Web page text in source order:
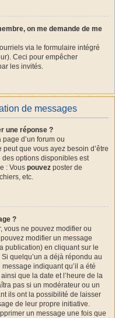
on me demande de me
via le formulaire intégré
Ceci pour empêcher
les invités.
de messages
une réponse ?
d’un forum ou
que vous ayez besoin d’être
options disponibles est
: Vous pouvez poster de
etc.
?
vous ne pouvez modifier ou
modifier un message
publication) en cliquant sur le
quelqu’un a déjà répondu au
indiquant qu’il a été
que la date et l’heure de la
pas si un modérateur ou un
ils ont la possibilité de laisser
de leur propre initiative.
un message une fois que